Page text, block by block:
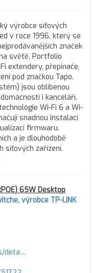
výrobce síťových
v roce 1996, který se
značek
světě. Portfolio
extendery, přepínače,
pod značkou Tapo.
jsou oblíbenou
i kanceláří.
Wi-Fi 6 a Wi-
snadnou instalací
firmwaru.
a je dlouhodobě
síťových zařízení.
65W Desktop
, výrobce TP-LINK
deta…